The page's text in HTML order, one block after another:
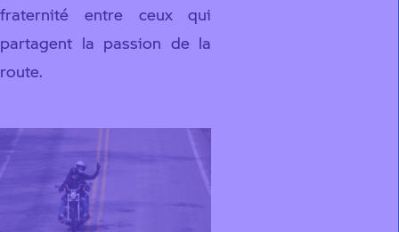
fraternité entre ceux qui
partagent la passion de la
route.